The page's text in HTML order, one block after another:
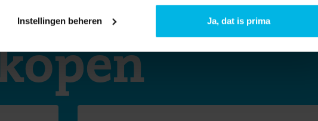
Instellingen beheren Ja, dat is prima